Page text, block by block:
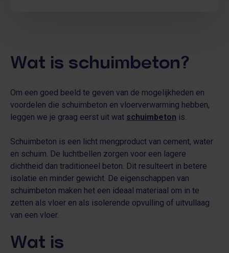
Wat is schuimbeton?
Om een goed beeld te geven van de mogelijkheden en
voordelen die schuimbeton en vloerverwarming hebben,
leggen we je graag eerst uit wat schuimbeton is.
Schuimbeton is een licht mengproduct van cement, water
en schuim. De luchtbellen zorgen voor een lagere
dichtheid dan traditioneel beton. Dit resulteert in betere
isolatie en minder gewicht. De eigenschappen van
schuimbeton maken het een ideaal materiaal om in te
zetten als vloer en als isolerende opvulling of uitvullaag
van een vloer.
Wat is